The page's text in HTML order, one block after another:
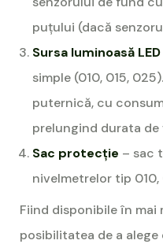
puțului (dacă
Sursa luminoasă LED
simple (010, 015,
puternică, cu
prelungind durata
Sac protecție – sac
nivelmetrelor tip 010,
Fiind disponibile în mai
posibilitatea de a